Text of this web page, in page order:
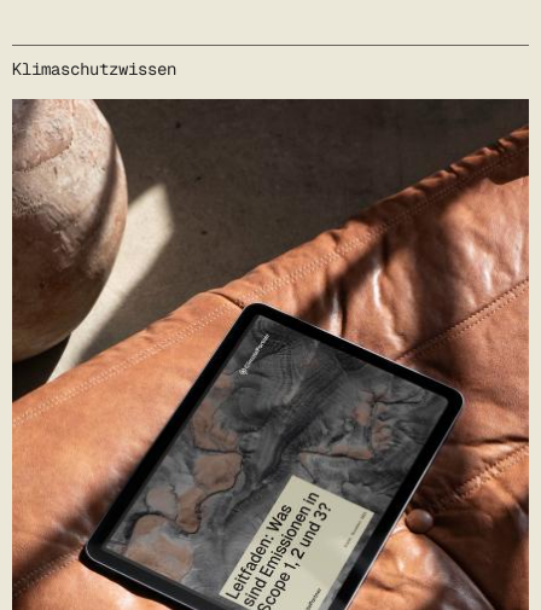
Klimaschutzwissen